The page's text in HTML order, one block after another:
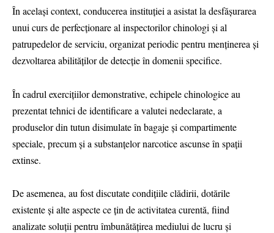
În același context, conducerea instituției a asistat la desfășurarea
unui curs de perfecționare al inspectorilor chinologi și al
patrupedelor de serviciu, organizat periodic pentru menținerea și
dezvoltarea abilităților de detecție în domenii specifice.
În cadrul exercițiilor demonstrative, echipele chinologice au
prezentat tehnici de identificare a valutei nedeclarate, a
produselor din tutun disimulate în bagaje și compartimente
speciale, precum și a substanțelor narcotice ascunse în spații
extinse.
De asemenea, au fost discutate condițiile clădirii, dotările
existente și alte aspecte ce țin de activitatea curentă, fiind
analizate soluții pentru îmbunătățirea mediului de lucru și